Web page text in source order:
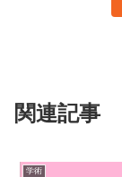
関連記事
学術